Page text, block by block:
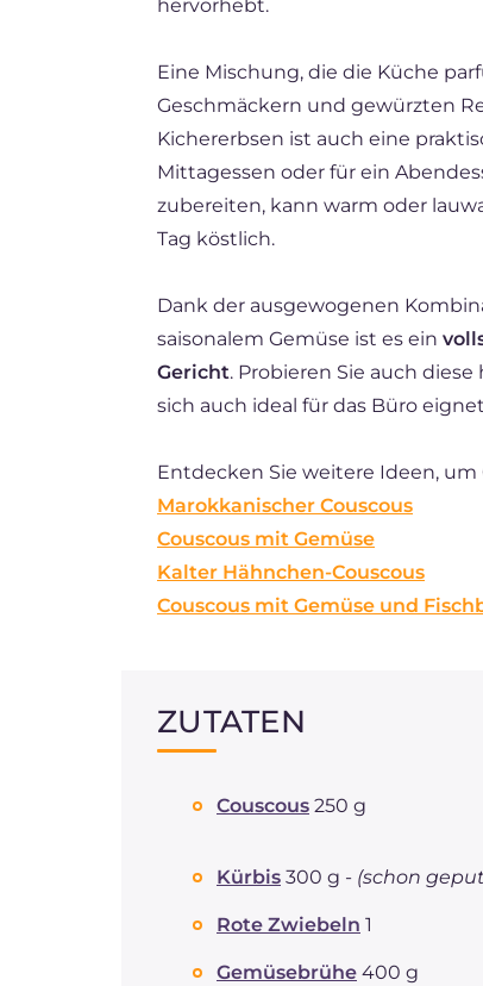
hervorhebt.
Eine Mischung, die die Küche
Geschmäckern und gewürzten
Kichererbsen ist auch eine
Mittagessen oder für ein
zubereiten, kann warm oder
Tag köstlich.
Dank der ausgewogenen
saisonalem Gemüse ist es ein
Gericht. Probieren Sie auch
sich auch ideal für das Büro
Entdecken Sie weitere Ideen, um
Marokkanischer Couscous
Couscous mit Gemüse
Kalter Hähnchen-Couscous
Couscous mit Gemüse und
ZUTATEN
Couscous 250 g
Kürbis 300 g - (schon
Rote Zwiebeln 1
Gemüsebrühe 400 g